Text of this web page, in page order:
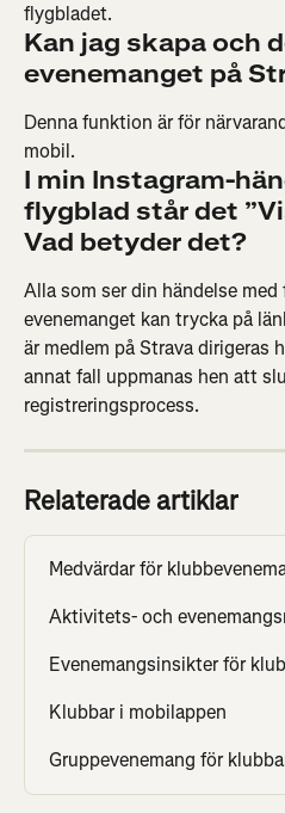
flygbladet.
Kan jag skapa och
evenemanget på
Denna funktion är för
mobil.
I min Instagram-
flygblad står det
Vad betyder det?
Alla som ser din händelse
evenemanget kan trycka på
är medlem på Strava dirigeras
annat fall uppmanas hen att
registreringsprocess.
Relaterade artiklar
Medvärdar för
Aktivitets- och
Evenemangsinsikter för
Klubbar i mobilappen
Gruppevenemang för